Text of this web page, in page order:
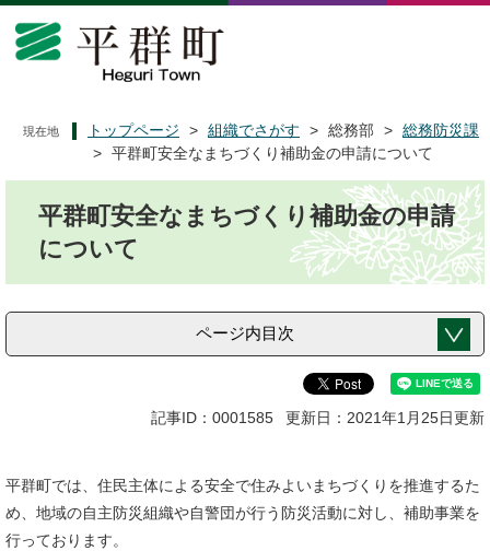
ペ
メ
現在地 トップページ > 組織でさがす > 総務部 > 総務防災課
> 平群町安全なまちづくり補助金の申請について
平群町安全なまちづくり補助金の申請
について
ページ内目次
記事ID：0001585 更新日：2021年1月25日更新
平群町では、住民主体による安全で住みよいまちづくりを推進するた
め、地域の自主防災組織や自警団が行う防災活動に対し、補助事業を
行っております。